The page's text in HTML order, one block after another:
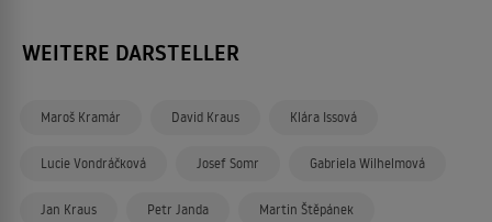
WEITERE DARSTELLER
Maroš Kramár David Kraus Klára Issová
Lucie Vondráčková Josef Somr Gabriela Wilhelmová
Jan Kraus Petr Janda Martin Štěpánek